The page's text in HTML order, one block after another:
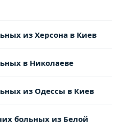
из Херсона в Киев
в Николаеве
из Одессы в Киев
больных из Белой